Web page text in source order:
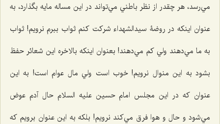
مي‌رسد، هر چقدر از نظر باطني مي‌تواند در اين مساله مايه بگذارد، به
عنوان اينكه در روضۀ سيدالشهداء شركت كنم ثواب ببرم نرويم! ثواب
به ما مي‌دهند ولي كم مي‌دهند! بعنوان اينكه بالاخره اين شعائر حفظ
بشود به اين منوال نرويم! خوب است ولي مال عوام است! به اين
عنوان كه در اين مجلس امام حسين علیه السلام حال آدم عوض
مي‌شود و حال و هوا فرق مي‌كند نرويم! بلکه به اين عنوان برويم كه